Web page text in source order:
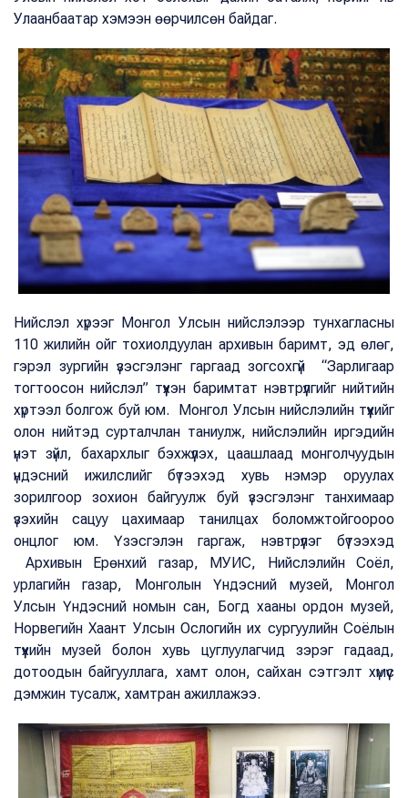
Улаанбаатар хэмээн өөрчилсөн байдаг.
Нийслэл хүрээг Монгол Улсын нийслэлээр тунхагласны
110 жилийн ойг тохиолдуулан архивын баримт, эд өлөг,
гэрэл зургийн үзэсгэлэнг гаргаад зогсохгүй “Зарлигаар
тогтоосон нийслэл” түүхэн баримтат нэвтрүүлгийг нийтийн
хүртээл болгож буй юм. Монгол Улсын нийслэлийн түүхийг
олон нийтэд сурталчлан таниулж, нийслэлийн иргэдийн
үнэт зүйл, бахархлыг бэхжүүлэх, цаашлаад монголчуудын
үндэсний ижилслийг бүтээхэд хувь нэмэр оруулах
зорилгоор зохион байгуулж буй үзэсгэлэнг танхимаар
үзэхийн сацуу цахимаар танилцах боломжтойгоороо
онцлог юм. Үзэсгэлэн гаргаж, нэвтрүүлэг бүтээхэд
Архивын Ерөнхий газар, МУИС, Нийслэлийн Соёл,
урлагийн газар, Монголын Үндэсний музей, Монгол
Улсын Үндэсний номын сан, Богд хааны ордон музей,
Норвегийн Хаант Улсын Ослогийн их сургуулийн Соёлын
түүхийн музей болон хувь цуглуулагчид зэрэг гадаад,
дотоодын байгууллага, хамт олон, сайхан сэтгэлт хүмүүс
дэмжин тусалж, хамтран ажиллажээ.